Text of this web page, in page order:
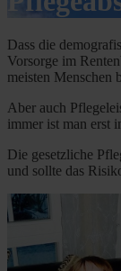
Dass die
Vorsorge im
meisten Menschen
Aber auch
immer ist man erst
Die gesetzliche
und sollte das